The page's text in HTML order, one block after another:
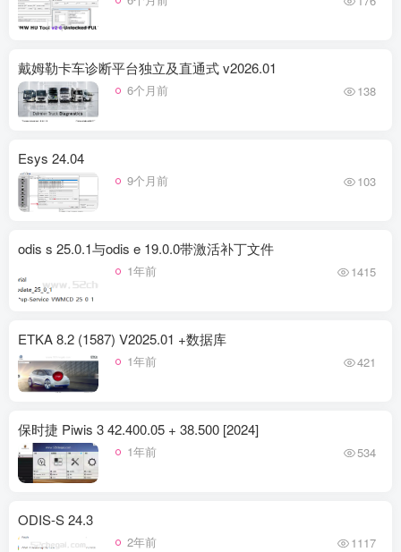
戴姆勒卡车诊断平台独立及直通式 v2026.01
6个月前 138
Esys 24.04
9个月前 103
odis s 25.0.1与odis e 19.0.0带激活补丁文件
1年前 1415
ETKA 8.2 (1587) V2025.01 +数据库
1年前 421
保时捷 Piwis 3 42.400.05 + 38.500 [2024]
1年前 534
ODIS-S 24.3
2年前 1117